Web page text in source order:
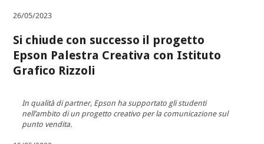
26/05/2023
Si chiude con successo il progetto
Epson Palestra Creativa con Istituto
Grafico Rizzoli
In qualità di partner, Epson ha supportato gli studenti
nell’ambito di un progetto creativo per la comunicazione sul
punto vendita.